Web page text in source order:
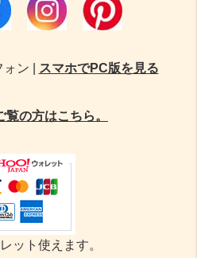
ン | スマホでPC版を見る
の方はこちら。
ット使えます。